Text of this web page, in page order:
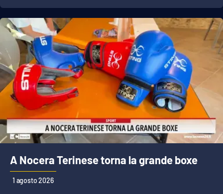
A Nocera Terinese torna la grande boxe
1 agosto 2026